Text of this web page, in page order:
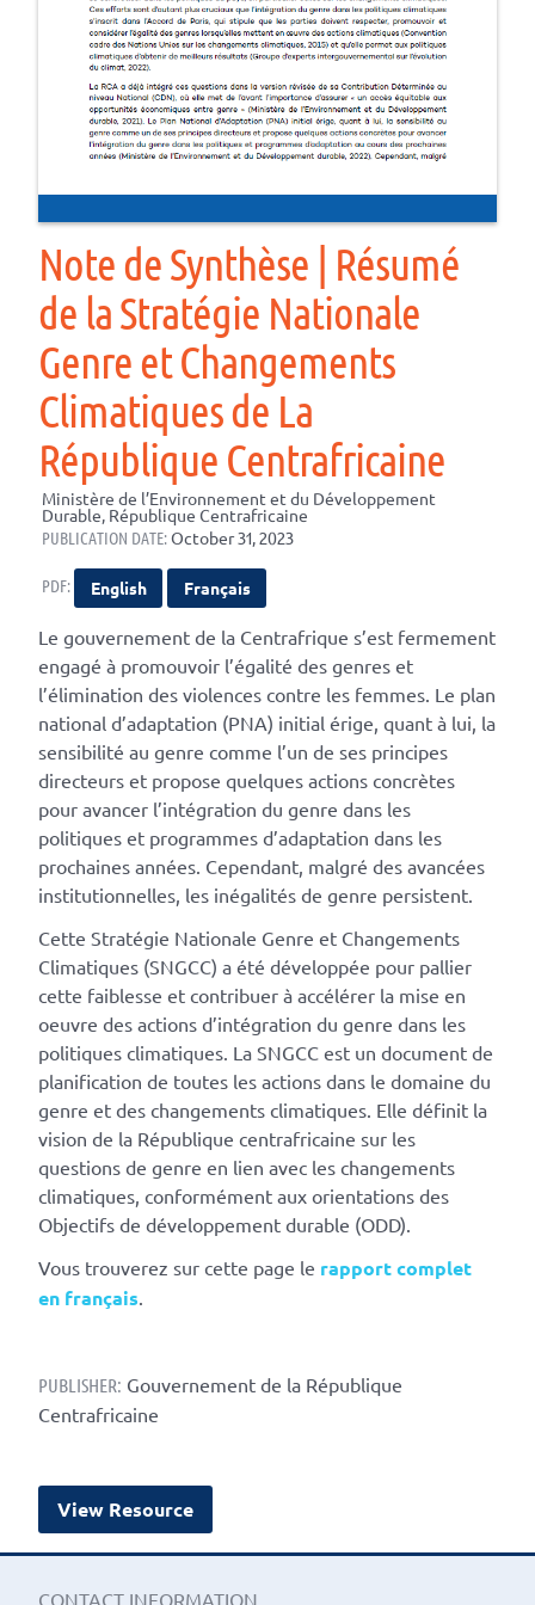
Note de Synthèse | Résumé
de la Stratégie Nationale
Genre et Changements
Climatiques de La
République Centrafricaine
Ministère de l’Environnement et du Développement
Durable, République Centrafricaine
PUBLICATION DATE:October 31, 2023
PDF: English Français
Le gouvernement de la Centrafrique s’est fermement
engagé à promouvoir l’égalité des genres et
l’élimination des violences contre les femmes. Le plan
national d’adaptation (PNA) initial érige, quant à lui, la
sensibilité au genre comme l’un de ses principes
directeurs et propose quelques actions concrètes
pour avancer l’intégration du genre dans les
politiques et programmes d’adaptation dans les
prochaines années. Cependant, malgré des avancées
institutionnelles, les inégalités de genre persistent.
Cette Stratégie Nationale Genre et Changements
Climatiques (SNGCC) a été développée pour pallier
cette faiblesse et contribuer à accélérer la mise en
oeuvre des actions d’intégration du genre dans les
politiques climatiques. La SNGCC est un document de
planification de toutes les actions dans le domaine du
genre et des changements climatiques. Elle définit la
vision de la République centrafricaine sur les
questions de genre en lien avec les changements
climatiques, conformément aux orientations des
Objectifs de développement durable (ODD).
Vous trouverez sur cette page le rapport complet
en français.
PUBLISHER: Gouvernement de la République
Centrafricaine
View Resource
CONTACT INFORMATION